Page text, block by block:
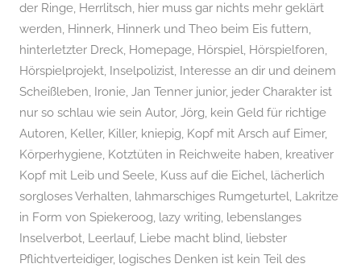
o
d
c
a
s
t
der Ringe, Herrlitsch, hier muss gar nichts mehr geklärt
werden, Hinnerk, Hinnerk und Theo beim Eis futtern,
hinterletzter Dreck, Homepage, Hörspiel, Hörspielforen,
Hörspielprojekt, Inselpolizist, Interesse an dir und deinem
Scheißleben, Ironie, Jan Tenner junior, jeder Charakter ist
nur so schlau wie sein Autor, Jörg, kein Geld für richtige
Autoren, Keller, Killer, kniepig, Kopf mit Arsch auf Eimer,
Körperhygiene, Kotztüten in Reichweite haben, kreativer
Kopf mit Leib und Seele, Kuss auf die Eichel, lächerlich
sorgloses Verhalten, lahmarschiges Rumgeturtel, Lakritze
in Form von Spiekeroog, lazy writing, lebenslanges
Inselverbot, Leerlauf, Liebe macht blind, liebster
Pflichtverteidiger, logisches Denken ist kein Teil des